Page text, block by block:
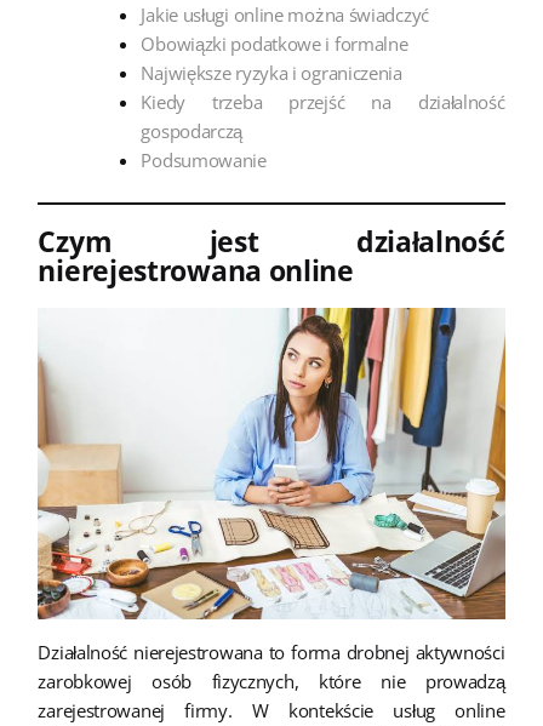
Jakie usługi online można świadczyć
Obowiązki podatkowe i formalne
Największe ryzyka i ograniczenia
Kiedy trzeba przejść na działalność
gospodarczą
Podsumowanie
Czym jest działalność
nierejestrowana online
Działalność nierejestrowana to forma drobnej aktywności
zarobkowej osób fizycznych, które nie prowadzą
zarejestrowanej firmy. W kontekście usług online